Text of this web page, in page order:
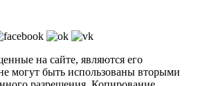
на сайте, являются его
могут быть использованы вторыми